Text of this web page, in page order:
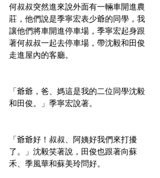
何叔叔突然進來說外面有一輛車開進農
莊，他們說是季寧宏表少爺的同學，我
讓他們將車開進停車場，季寧宏起身跟
著何叔叔一起去停車場，帶沈毅和田俊
走進屋內的客廳。
「爺爺，爸、媽這是我的二位同學沈毅
和田俊。」季寧宏說著。
「爺爺好！叔叔、阿姨好我們來打擾
了。」沈毅笑著說，田俊也跟著向蘇
禾、季風華和蘇美玲問好。